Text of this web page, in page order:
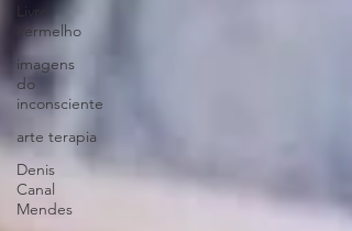
Livro
Vermelho
imagens
do
inconsciente
arte terapia
Denis
Canal
Mendes